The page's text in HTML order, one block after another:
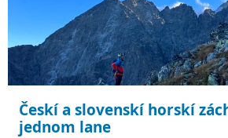
Českí a slovenskí horskí
jednom lane